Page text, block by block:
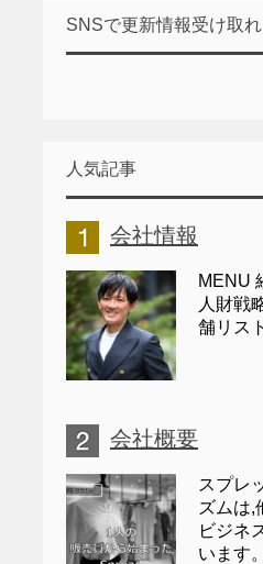
SNSで更新情報受け取れ
人気記事
会社情報
MENU
人財戦
舗リス
会社概要
スプレ
ズムは,
ビジネ
います